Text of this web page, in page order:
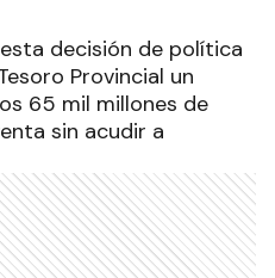
decisión de política
Provincial un
65 mil millones de
sin acudir a